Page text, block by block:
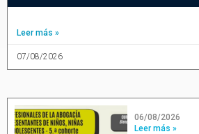
Leer más »
07/08/2026
06/08/2026
Leer más »